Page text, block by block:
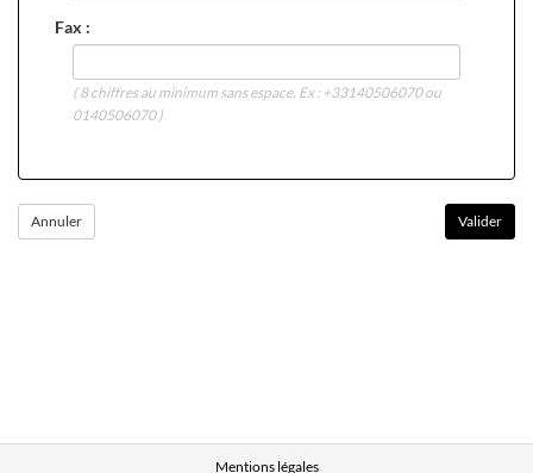
Fax :
( 8 chiffres au minimum sans espace. Ex : +33140506070 ou
0140506070 )
Mentions légales